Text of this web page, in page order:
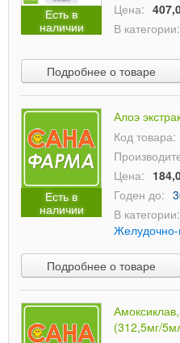
Есть в
наличии
Цена:
В категории:
Подробнее о товаре
Есть в
наличии
Алоэ
Код товара:
Цена:
Годен до:
В категории:
Подробнее о товаре
(312,5мг/